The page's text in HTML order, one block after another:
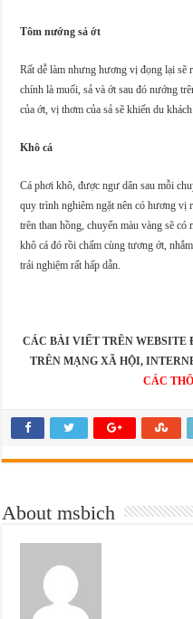
Tôm nướng sả ớt
Rất dễ làm nhưng hương vị đọng lại
chính là muối, sả và ớt sau đó nướng
của ớt, vị thơm của sả sẽ khiến du
Khô cá
Cá phơi khô, được ngư dân sau mỗi
quy trình nghiêm ngặt nên có hương vị
trên than hồng, chuyển màu vàng sẽ
khô cá đó rồi chấm cùng tương ớt,
trải nghiệm rất hấp dẫn.
CÁC BÀI VIẾT TRÊN WEBSITE
TRÊN MẠNG XÃ HỘI,
CÁC
About msbich